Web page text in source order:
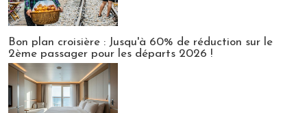
Bon plan croisière : Jusqu'à 60% de réduction sur le
2ème passager pour les départs 2026 !